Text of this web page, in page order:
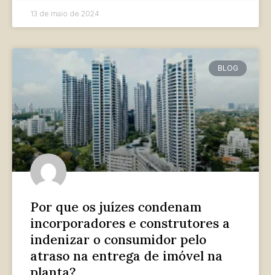
13 de maio de 2024
BLOG
Por que os juízes condenam
incorporadores e construtores a
indenizar o consumidor pelo
atraso na entrega de imóvel na